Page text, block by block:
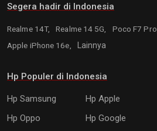
Segera hadir di Indonesia
Realme 14T, Realme 14 5G, Poco F7 Pro,
Apple iPhone 16e,
Lainnya
Hp Populer di Indonesia
Hp Samsung Hp Apple
Hp Oppo
Hp Google